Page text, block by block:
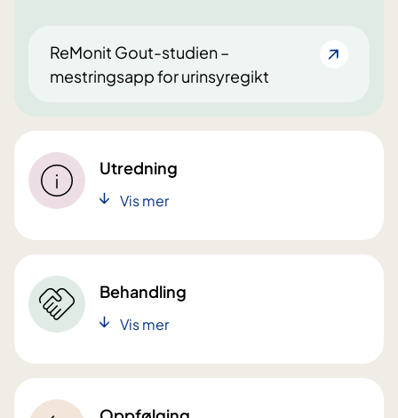
ReMonit Gout-studien –
mestringsapp for urinsyregikt
Utredning
Vis mer
Behandling
Vis mer